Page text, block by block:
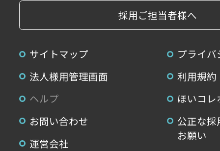
採用ご担当者様へ
サイトマップ
プライ
法人様用管理画面
利用規約
ヘルプ
ほいコ
お問い合わせ
公正な
お願い
運営会社